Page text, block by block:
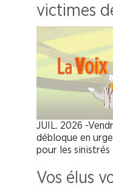
victimes
JUIL. 2026 -
débloque en
pour les sinistrés
Vos élus